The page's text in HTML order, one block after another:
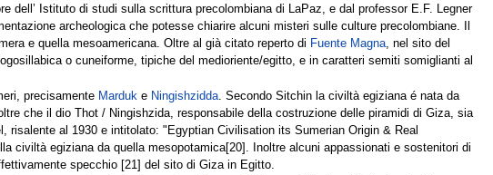
dell’ Istituto di studi sulla scrittura precolombiana di LaPaz, e dal professor E.F. Legner
archeologica che potesse chiarire alcuni misteri sulle culture precolombiane. Il
e quella mesoamericana. Oltre al già citato reperto di Fuente Magna , nel sito del
o cuneiforme, tipiche del medioriente/egitto, e in caratteri semiti somiglianti al
precisamente Marduk e Ningishzidda. Secondo Sitchin la civiltà egiziana é nata da
che il dio Thot / Ningishzida, responsabile della costruzione delle piramidi di Giza, sia
al 1930 e intitolato: "Egyptian Civilisation its Sumerian Origin & Real
civiltà egiziana da quella mesopotamica[20]. Inoltre alcuni appassionati e sostenitori di
specchio [21] del sito di Giza in Egitto.